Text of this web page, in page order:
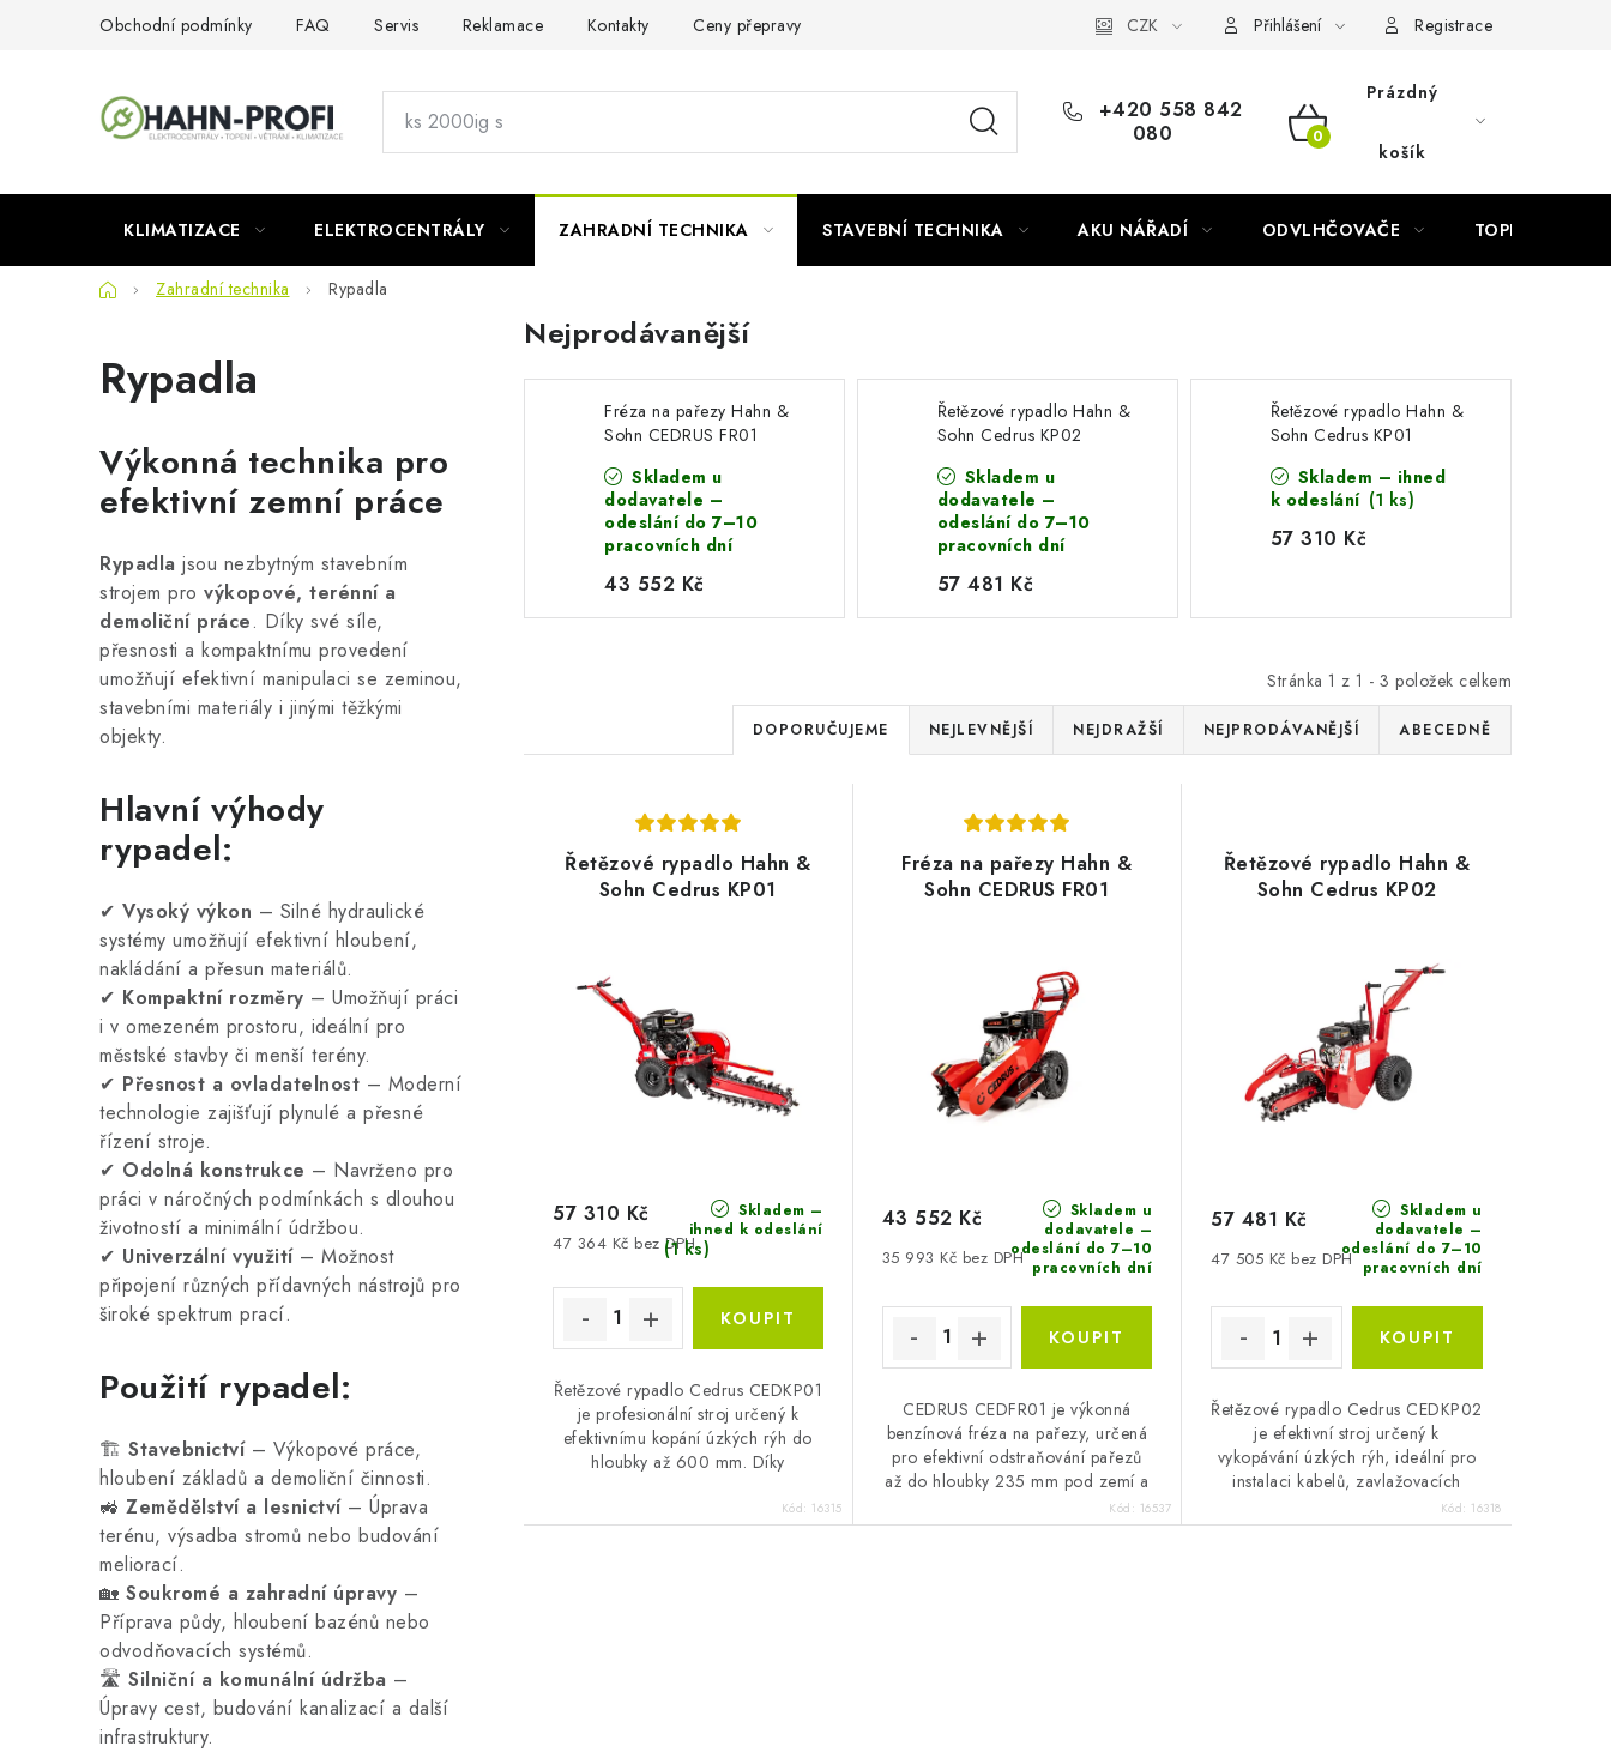
Obchodní podmínky FAQ Servis Reklamace Kontakty Ceny přepravy Náhradní díly Könner & Söhnen Reklamační řád
CZK Přihlášení Registrace
+420 558 842
080
NÁKUPNÍ
Prázdný
košík
KLIMATIZACE ELEKTROCENTRÁLY ZAHRADNÍ TECHNIKA STAVEBNÍ TECHNIKA AKU NÁŘADÍ ODVLHČOVAČE TOPIDLA
DomůZahradní technika Rypadla
Rypadla
Výkonná technika pro
efektivní zemní práce
Rypadla jsou nezbytným stavebním
strojem pro výkopové, terénní a
demoliční práce. Díky své síle,
přesnosti a kompaktnímu provedení
umožňují efektivní manipulaci se zeminou,
stavebními materiály i jinými těžkými
objekty.
Hlavní výhody
rypadel:
✔ Vysoký výkon – Silné hydraulické
systémy umožňují efektivní hloubení,
nakládání a přesun materiálů.
✔ Kompaktní rozměry – Umožňují práci
i v omezeném prostoru, ideální pro
městské stavby či menší terény.
✔ Přesnost a ovladatelnost – Moderní
technologie zajišťují plynulé a přesné
řízení stroje.
✔ Odolná konstrukce – Navrženo pro
práci v náročných podmínkách s dlouhou
životností a minimální údržbou.
✔ Univerzální využití– Možnost
připojení různých přídavných nástrojů pro
široké spektrum prací.
Použití rypadel:
🏗️ Stavebnictví– Výkopové práce,
hloubení základů a demoliční činnosti.
🚜 Zemědělství a lesnictví– Úprava
terénu, výsadba stromů nebo budování
meliorací.
🏡 Soukromé a zahradní úpravy –
Příprava půdy, hloubení bazénů nebo
odvodňovacích systémů.
🛣️ Silniční a komunální údržba –
Úpravy cest, budování kanalizací a další
infrastruktury.
Nejprodávanější
Fréza na pařezy Hahn &
Sohn CEDRUS FR01
Skladem u
dodavatele –
odeslání do 7–10
pracovních dní
43 552 Kč
Řetězové rypadlo Hahn &
Sohn Cedrus KP02
Skladem u
dodavatele –
odeslání do 7–10
pracovních dní
57 481 Kč
Řetězové rypadlo Hahn &
Sohn Cedrus KP01
Skladem – ihned
k odeslání (1 ks)
57 310 Kč
Stránka 1 z 1 - 3 položek celkem
Ř
a
z
e
n
r
o
k
t
ů
DOPORUČUJEME NEJLEVNĚJŠÍ NEJDRAŽŠÍ NEJPRODÁVANĚJŠÍ ABECEDNĚ
Řetězové rypadlo Hahn &
Sohn Cedrus KP01
Skladem –
ihned k odeslání
(1 ks)
47 364 Kč bez DPH
57 310 Kč
Řetězové rypadlo Cedrus CEDKP01
je profesionální stroj určený k
efektivnímu kopání úzkých rýh do
hloubky až 600 mm. Díky
Kód: 16315
Fréza na pařezy Hahn &
Sohn CEDRUS FR01
Skladem u
dodavatele –
odeslání do 7–10
pracovních dní
35 993 Kč bez DPH
43 552 Kč
CEDRUS CEDFR01 je výkonná
benzínová fréza na pařezy, určená
pro efektivní odstraňování pařezů
až do hloubky 235 mm pod zemí a
výšky 600 mm nad terénem.
Poháněna motorem Loncin...
Kód: 16537
Řetězové rypadlo Hahn &
Sohn Cedrus KP02
Skladem u
dodavatele –
odeslání do 7–10
pracovních dní
47 505 Kč bez DPH
57 481 Kč
Řetězové rypadlo Cedrus CEDKP02
je efektivní stroj určený k
vykopávání úzkých rýh, ideální pro
instalaci kabelů, zavlažovacích
systémů a jiných inženýrských sítí.
Díky robustní...
Kód: 16318